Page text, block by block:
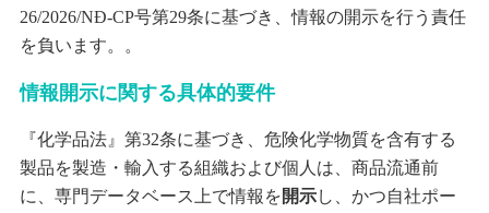
26/2026/NĐ-CP号第29条に基づき、情報の開示を行う責任
を負います。。
情報開示に関する具体的要件
『化学品法』第32条に基づき、危険化学物質を含有する
製品を製造・輸入する組織および個人は、商品流通前
に、専門データベース上で情報を開示し、かつ自社ポー